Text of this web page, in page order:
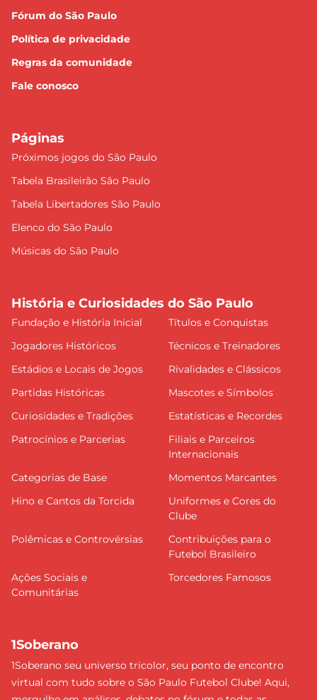
Fórum do São Paulo
Política de privacidade
Regras da comunidade
Fale conosco
Páginas
Próximos jogos do São Paulo
Tabela Brasileirão São Paulo
Tabela Libertadores São Paulo
Elenco do São Paulo
Músicas do São Paulo
História e Curiosidades do São Paulo
Fundação e História Inicial
Títulos e Conquistas
Jogadores Históricos
Técnicos e Treinadores
Estádios e Locais de Jogos
Rivalidades e Clássicos
Partidas Históricas
Mascotes e Símbolos
Curiosidades e Tradições
Estatísticas e Recordes
Patrocínios e Parcerias
Filiais e Parceiros
Internacionais
Categorias de Base
Momentos Marcantes
Hino e Cantos da Torcida
Uniformes e Cores do
Clube
Polêmicas e Controvérsias
Contribuições para o
Futebol Brasileiro
Ações Sociais e
Comunitárias
Torcedores Famosos
1Soberano
1Soberano seu universo tricolor, seu ponto de encontro
virtual com tudo sobre o São Paulo Futebol Clube! Aqui,